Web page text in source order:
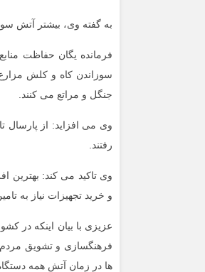
به گفته وی، بیشتر آتش سوزی ها
فرمانده یگان حفاظت
سوزاندن کاه و کلش
جنگل و مراتع می کنند.
رفتند.
وی تاکید می کند: بهترین
و خرید تجهیزات نیاز به
ها در زمان آتش همه